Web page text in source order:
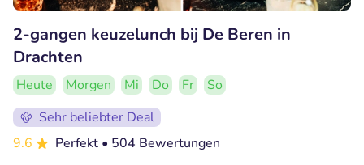
2-gangen keuzelunch bij De Beren in
Drachten
Heute Morgen Mi Do Fr
So
Sehr beliebter Deal
9.6
Perfekt • 504 Bewertungen